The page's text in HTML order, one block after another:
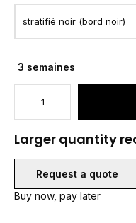
3 semaines
Larger quantity
Request a quote
Buy now, pay later